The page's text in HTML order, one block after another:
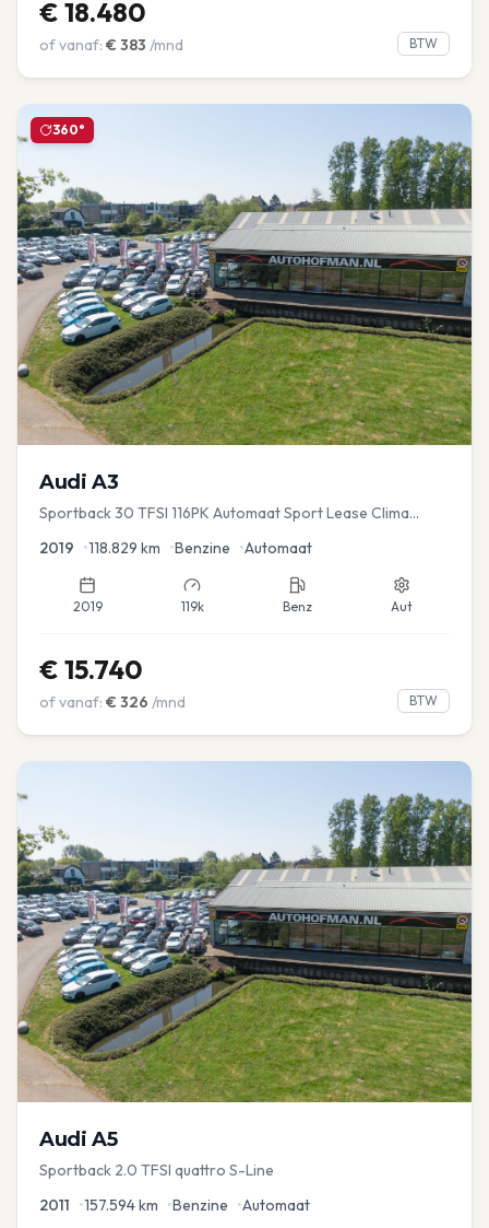
€ 18.480
of vanaf: € 383 /mnd BTW
360°
Audi A3
Sportback 30 TFSI 116PK Automaat Sport Lease Clima
2019 •118.829 km •Benzine •Automaat
2019 119k Benz Aut
€ 15.740
of vanaf: € 326 /mnd BTW
Audi A5
Sportback 2.0 TFSI quattro S-Line
2011 •157.594km •Benzine •Automaat